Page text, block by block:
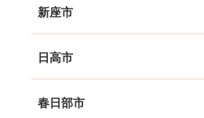
新座市
日高市
春日部市